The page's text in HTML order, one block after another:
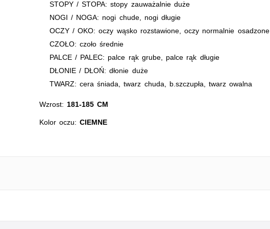
STOPY / STOPA: stopy zauważalnie duże
NOGI / NOGA: nogi chude, nogi długie
OCZY / OKO: oczy wąsko rozstawione, oczy normalnie osadzone
CZOŁO: czoło średnie
PALCE / PALEC: palce rąk grube, palce rąk długie
DŁONIE / DŁOŃ: dłonie duże
TWARZ: cera śniada, twarz chuda, b.szczupła, twarz owalna
Wzrost: 181-185 CM
Kolor oczu:CIEMNE